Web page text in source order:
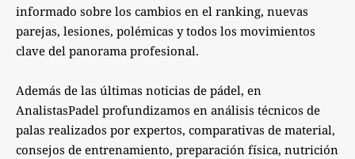
informado sobre los cambios en el ranking, nuevas
parejas, lesiones, polémicas y todos los movimientos
clave del panorama profesional.
Además de las últimas noticias de pádel, en
AnalistasPadel profundizamos en análisis técnicos de
palas realizados por expertos, comparativas de material,
consejos de entrenamiento, preparación física, nutrición